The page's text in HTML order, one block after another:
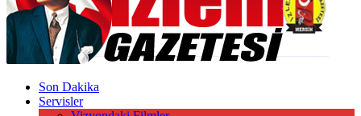
Son Dakika
Servisler